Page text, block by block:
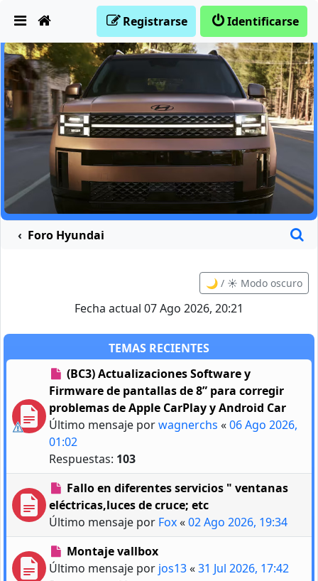
Identificarse
Registrarse
Foro Hyundai
🌙 / ☀️ Modo oscuro
Fecha actual 07 Ago 2026, 20:21
TEMAS RECIENTES
(BC3) Actualizaciones Software y
Firmware de pantallas de 8” para corregir
problemas de Apple CarPlay y Android Car
Último mensaje porwagnerchs «06 Ago 2026,
01:02
Respuestas: 103
Fallo en diferentes servicios " ventanas
eléctricas,luces de cruce; etc
Último mensaje por Fox«02 Ago 2026, 19:34
Montaje vallbox
Último mensaje por jos13«31 Jul 2026, 17:42